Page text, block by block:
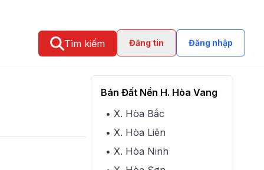
Tìm kiếm Đăng tin Đăng nhập
Bán Đất Nền H. Hòa Vang
• X. Hòa Bắc
• X. Hòa Liên
• X. Hòa Ninh